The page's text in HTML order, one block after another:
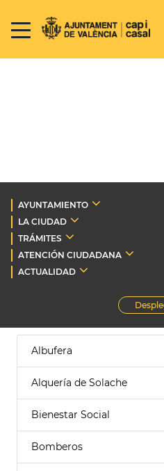
AYUNTAMIENTO
LA CIUDAD
TRÁMITES
ATENCIÓN CIUDADANA
ACTUALIDAD
Albufera
Alquería de Solache
Bienestar Social
Bomberos